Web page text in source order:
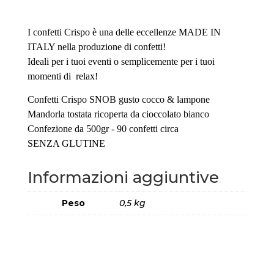
I confetti Crispo è una delle eccellenze MADE IN
ITALY nella produzione di confetti!
Ideali per i tuoi eventi o semplicemente per i tuoi
momenti di relax!
Confetti Crispo SNOB gusto cocco & lampone
Mandorla tostata ricoperta da cioccolato bianco
Confezione da 500gr - 90 confetti circa
SENZA GLUTINE
Informazioni aggiuntive
Peso 0,5 kg